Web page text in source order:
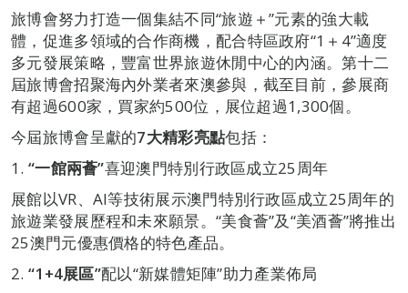
旅博會努力打造一個集結不同“旅遊＋”元素的強大載
體，促進多領域的合作商機，配合特區政府“1＋4”適度
多元發展策略，豐富世界旅遊休閒中心的內涵。第十二
屆旅博會招聚海內外業者來澳參與，截至目前，參展商
有超過600家，買家約500位，展位超過1,300個。
今屆旅博會呈獻的7大精彩亮點包括：
1. “一館兩薈”喜迎澳門特別行政區成立25周年
展館以VR、AI等技術展示澳門特別行政區成立25周年的
旅遊業發展歷程和未來願景。“美食薈”及“美酒薈”將推出
25澳門元優惠價格的特色產品。
2. “1+4展區”配以“新媒體矩陣”助力產業佈局